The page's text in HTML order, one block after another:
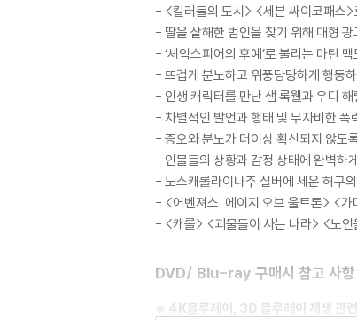
- <킬러들의 도시> <세븐 싸이코패스>
- 딸을 살해한 범인을 찾기 위해 대형
- ‘셰익스피어의 후예’로 불리는 마틴
- 뜨겁게 분노하고 위풍당당하게 행동
- 인생 캐릭터를 만난 샘 록웰과 우디
- 차별적인 발언과 행태 및 무자비한 폭
- 증오와 분노가 더이상 확산되지 않도
- 인물들의 상황과 감정 상태에 완벽하
- 노스캐롤라이나주 실버에 세운 허구
- <어벤져스: 에이지 오브 울트론> <가
- <캐롤> <괴물들이 사는 나라> <노인
DVD/ Blu-ray 구매시 참고 사항
※ 4K블루레이, 3D 블루레이 재생 관